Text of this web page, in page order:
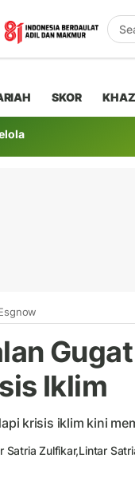
SKOR
Iklim
krisis iklim kini
Satria Zulfikar,Lintar